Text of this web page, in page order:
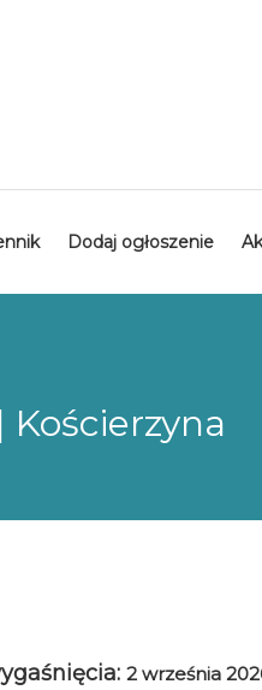
Dodaj ogłoszenie
2 września